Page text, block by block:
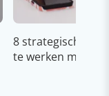
8 strategische
te werken met